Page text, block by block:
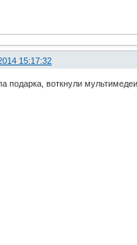
15:17:32
подарка, воткнули